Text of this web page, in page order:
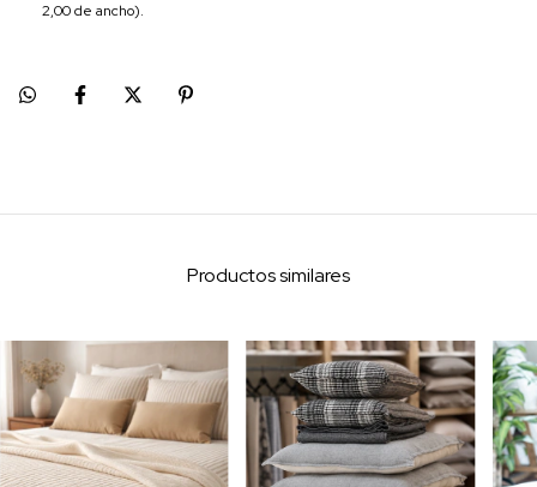
2,00 de ancho).
Productos similares